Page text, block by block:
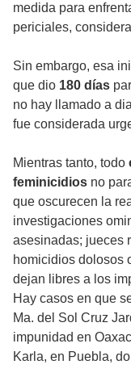
medida para
periciales,
Sin embargo, esa
que dio 180 días
no hay llamado a
fue considerada
Mientras tanto, todo
feminicidios no
que oscurecen la
investigaciones
asesinadas; jueces
homicidios dolosos
dejan libres a los
Hay casos en que
Ma. del Sol Cruz
impunidad en
Karla, en Puebla,